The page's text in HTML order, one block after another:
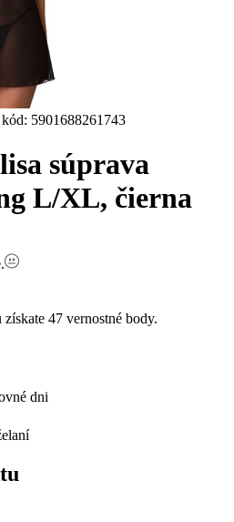
: 5901688261743
súprava
L/XL, čierna
získate 47 vernostné body.
dni